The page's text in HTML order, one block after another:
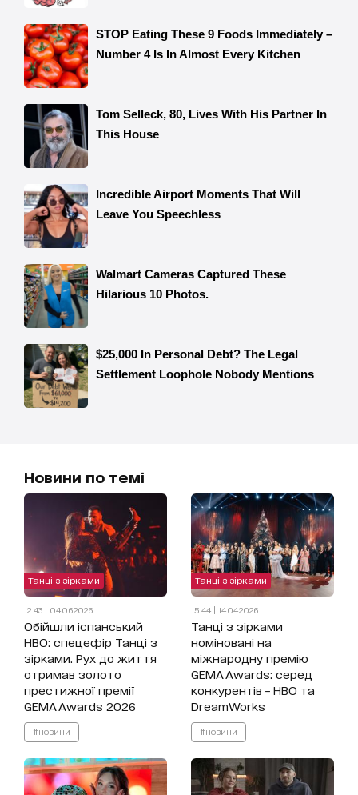
Новини по темі
Танці з зірками
12:43 | 04.06.2026
Обійшли іспанський
HBO: спецефір Танці з
зірками. Рух до життя
отримав золото
престижної премії
GEMA Awards 2026
#новини
Танці з зірками
15:44 | 14.04.2026
Танці з зірками
номіновані на
міжнародну премію
GEMA Awards: серед
конкурентів – HBO та
DreamWorks
#новини